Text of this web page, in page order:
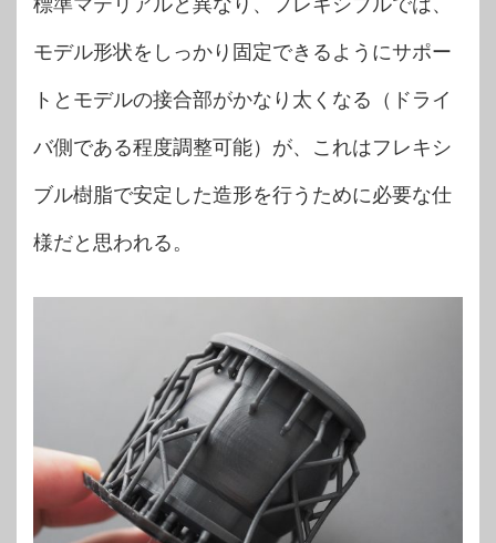
モデル形状をしっかり固定できるようにサポー
トとモデルの接合部がかなり太くなる（ドライ
バ側である程度調整可能）が、これはフレキシ
ブル樹脂で安定した造形を行うために必要な仕
様だと思われる。